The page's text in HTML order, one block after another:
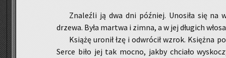
Zna­leź­li ją dwa dni póź­niej. Uno­si­ła się na
drze­wa. Była mar­twa i zimna, a w jej dłu­gich
Ksią­żę uro­nił łzę i od­wró­cił wzrok. Księż­na
Serce biło jej tak mocno, jakby chcia­ło